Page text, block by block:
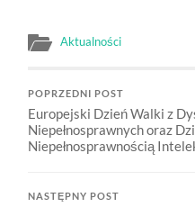
Aktualności
POPRZEDNI POST
Europejski Dzień Walki z
Niepełnosprawnych oraz
Niepełnosprawnością
NASTĘPNY POST